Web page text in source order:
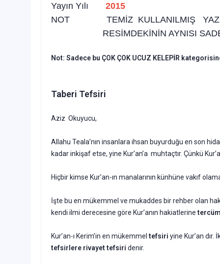
Yayın Yılı 2015
NOT TEMİZ KULLANILMIŞ
RESİMDEKİNİN AYNISI SADECE
Not: Sadece bu ÇOK ÇOK UCUZ KELEPİR
Taberi Tefsiri
Aziz Okuyucu,
Allahu Teala’nın insanlara ihsan buyurduğu en son
kadar inkişaf etse, yine Kur’an’a muhtaçtır. Çünkü
Hiçbir kimse Kur’an-ın manalarının künhüne vakıf
İşte bu en mükemmel ve mukaddes bir rehber olan
kendi ilmi derecesine göre Kur’anın hakiatlerine
Kur’an-ı Kerim’in en mükemmeltefsiri yine Kur’an
tefsirlere rivayet tefsiri denir.